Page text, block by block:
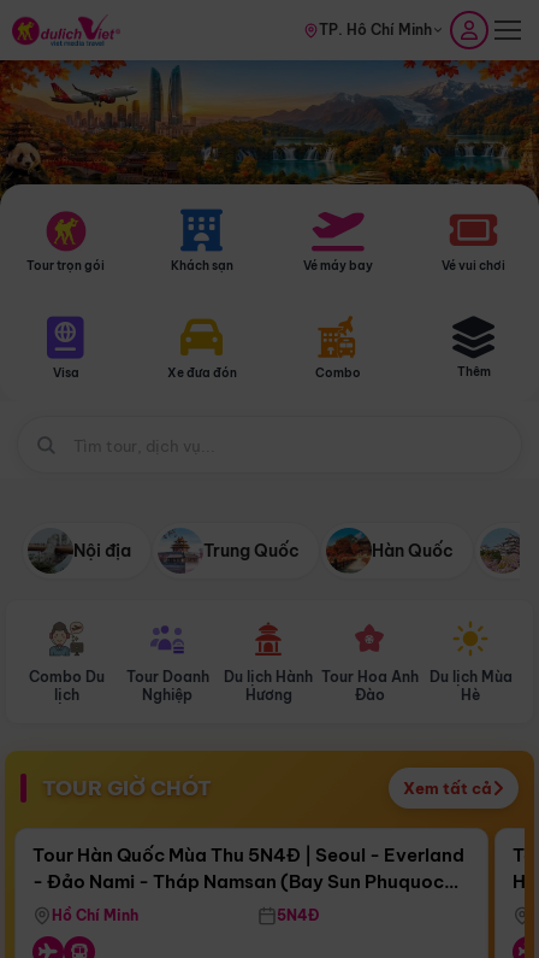
TP. Hồ Chí Minh
Tour trọn gói Khách sạn Vé máy bay Vé vui chơi
Visa Xe đưa đón Combo Thêm
Nội địa Trung Quốc Hàn Quốc
Combo Du
lịch
Tour Doanh
Nghiệp
Du lịch Hành
Hương
Tour Hoa Anh
Đào
Du lịch Mùa
Hè
TOUR GIỜ CHÓT Xem tất cả
Còn16 ngày 18:14:28
Bay Sun Phuquoc Airways
Điểm nổi bật
Tour Hàn Quốc Mùa Thu 5N4Đ | Seoul - Everland
- Đảo Nami - Tháp Namsan (Bay Sun Phuquoc
Airways)
Hồ Chí Minh 5N4Đ